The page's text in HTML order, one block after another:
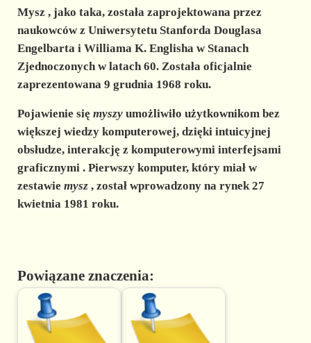
Mysz , jako taka, została zaprojektowana przez
naukowców z Uniwersytetu Stanforda Douglasa
Engelbarta i Williama K. Englisha w Stanach
Zjednoczonych w latach 60. Została oficjalnie
zaprezentowana 9 grudnia 1968 roku.
Pojawienie się myszy umożliwiło użytkownikom bez
większej wiedzy komputerowej, dzięki intuicyjnej
obsłudze, interakcję z komputerowymi interfejsami
graficznymi. Pierwszy komputer, który miał w
zestawie mysz, został wprowadzony na rynek 27
kwietnia 1981 roku.
Powiązane znaczenia: